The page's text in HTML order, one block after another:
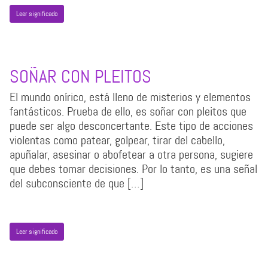
Leer significado
SOÑAR CON PLEITOS
El mundo onírico, está lleno de misterios y elementos
fantásticos. Prueba de ello, es soñar con pleitos que
puede ser algo desconcertante. Este tipo de acciones
violentas como patear, golpear, tirar del cabello,
apuñalar, asesinar o abofetear a otra persona, sugiere
que debes tomar decisiones. Por lo tanto, es una señal
del subconsciente de que […]
Leer significado